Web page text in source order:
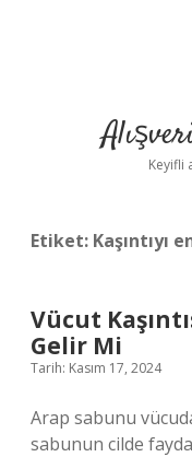
Keyifli
Etiket: Kaşıntıyı
Vücut
Gelir Mi
Tarih: Kasım 17, 2024
Arap sabunu
sabunun cilde